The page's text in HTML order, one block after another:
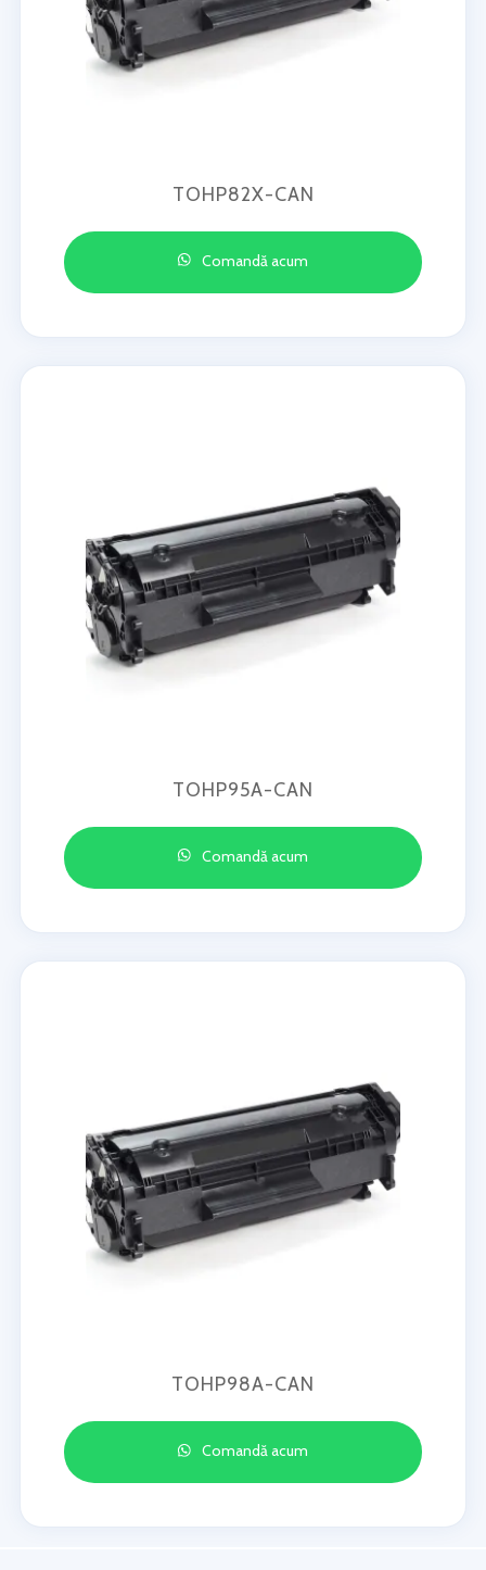
TOHP82X-CAN
Comandă acum
TOHP95A-CAN
Comandă acum
TOHP98A-CAN
Comandă acum